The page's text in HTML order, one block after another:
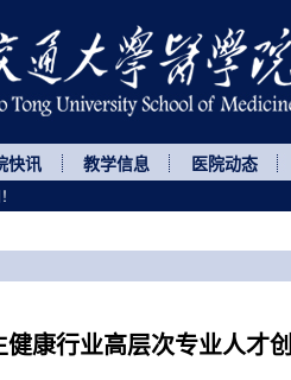
快讯 教学信息 医院动态
康行业高层次专业人才